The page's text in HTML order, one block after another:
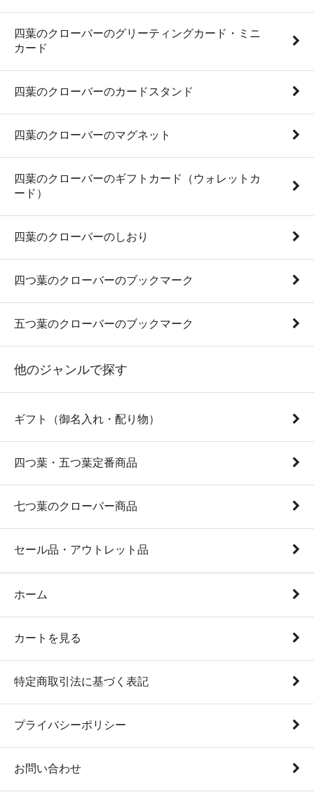
四葉のクローバーのグリーティングカード・ミニ
カード
四葉のクローバーのカードスタンド
四葉のクローバーのマグネット
四葉のクローバーのギフトカード（ウォレットカ
ード）
四葉のクローバーのしおり
四つ葉のクローバーのブックマーク
五つ葉のクローバーのブックマーク
他のジャンルで探す
ギフト（御名入れ・配り物）
四つ葉・五つ葉定番商品
七つ葉のクローバー商品
セール品・アウトレット品
ホーム
カートを見る
特定商取引法に基づく表記
プライバシーポリシー
お問い合わせ